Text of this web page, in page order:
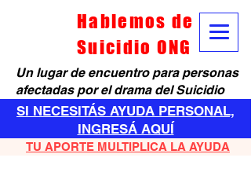
Hablemos de
Suicidio ONG
SI NECESITÁS AYUDA PERSONAL,
INGRESÁ AQUÍ
Un lugar de encuentro para personas
afectadas por el drama del Suicidio
TU APORTE MULTIPLICA LA AYUDA